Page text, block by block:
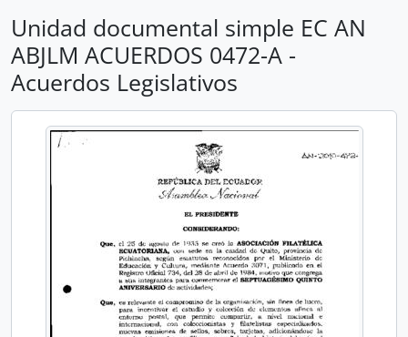
Unidad documental simple EC AN
ABJLM ACUERDOS 0472-A -
Acuerdos Legislativos